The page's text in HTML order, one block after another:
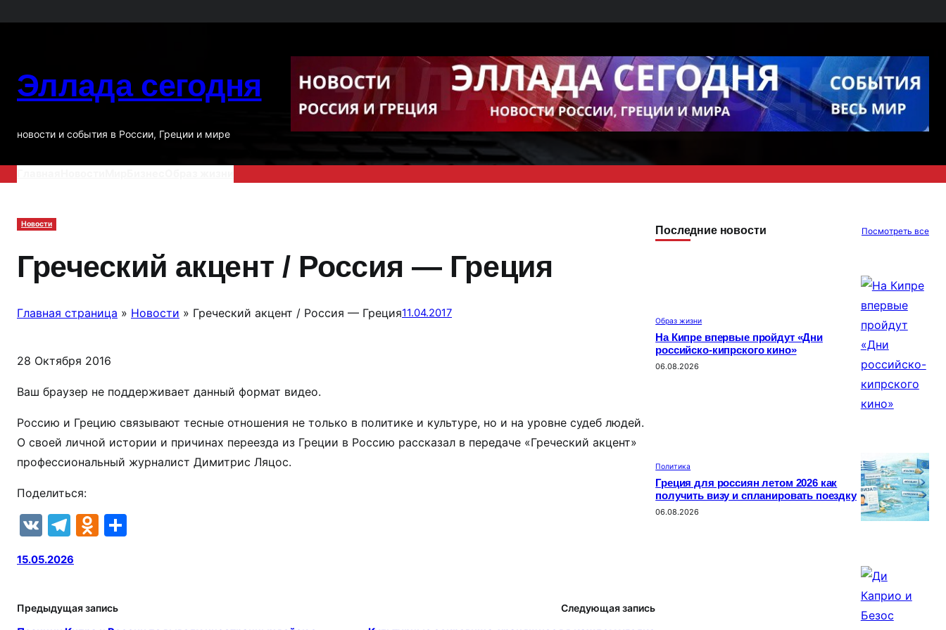
Эллада сегодня
новости и события в России, Греции и мире
Новости
Греческий акцент / Россия — Греция
Главная страница » Новости » Греческий акцент / Россия — Греция11.04.2017
28 Октября 2016
Ваш браузер не поддерживает данный формат видео.
Россию и Грецию связывают тесные отношения не только в политике и культуре, но и на уровне судеб людей.
О своей личной истории и причинах переезда из Греции в Россию рассказал в передаче «Греческий акцент»
профессиональный журналист Димитрис Ляцос.
Поделиться:
V
T
e
a
O
kl
15.05.2026
Предыдущая запись Следующая запись
Последние новости Посмотреть все
Образ жизни
На Кипре впервые пройдут «Дни
российско-кипрского кино»
06.08.2026
Политика
Греция для россиян летом 2026 как
получить визу и спланировать поездку
06.08.2026